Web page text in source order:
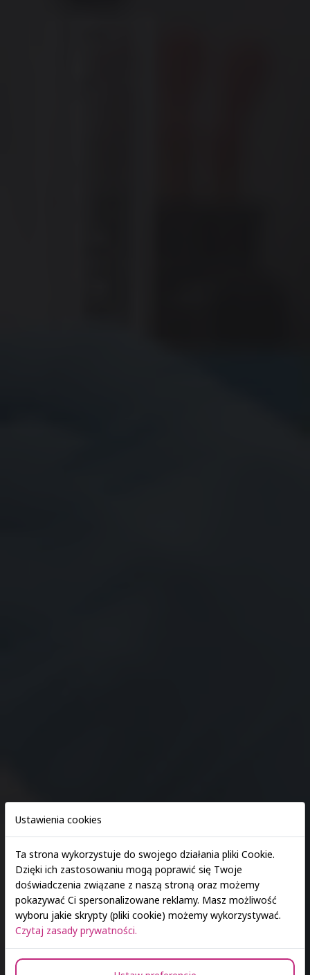
9 czerwca 2026 r. | godz. 10:00-14:00
Open Lab
Dzień Otwarty Collegium Medicum
Ustawienia cookies
Ta strona wykorzystuje do swojego działania pliki Cookie.
Dzięki ich zastosowaniu mogą poprawić się Twoje
doświadczenia związane z naszą stroną oraz możemy
pokazywać Ci spersonalizowane reklamy. Masz możliwość
wyboru jakie skrypty (pliki cookie) możemy wykorzystywać.
Czytaj zasady prywatności.